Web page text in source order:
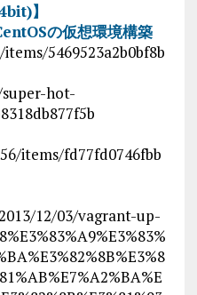
】
の仮想環境構築
5469523a2b0bf8b
hot-
items/fd77fd0746fbb
12/03/vagrant-up-